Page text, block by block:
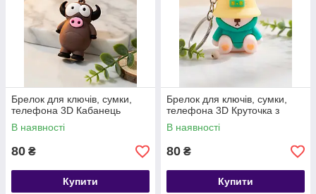
Брелок для ключів, сумки,
телефона 3D Кабанець
В наявності
80 ₴
Купити
Брелок для ключів, сумки,
телефона 3D Круточка з
В наявності
80 ₴
Купити